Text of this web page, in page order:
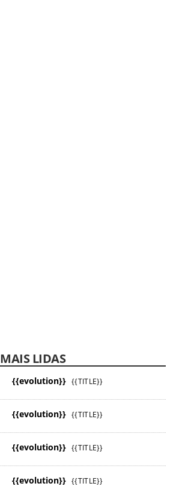
MAIS LIDAS
{{evolution}} {{TITLE}}
{{evolution}} {{TITLE}}
{{evolution}} {{TITLE}}
{{evolution}} {{TITLE}}